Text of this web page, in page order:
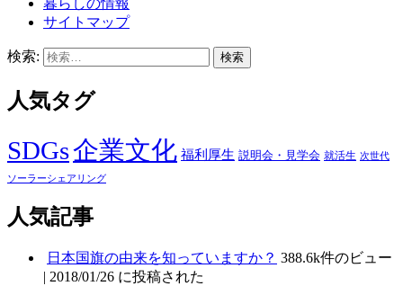
サイトマップ
検索:
人気タグ
SDGs企業文化 福利厚生 説明会・見学会 就活生 次世代
ソーラーシェアリング
人気記事
日本国旗の由来を知っていますか？ 388.6k件のビュー
| 2018/01/26 に投稿された